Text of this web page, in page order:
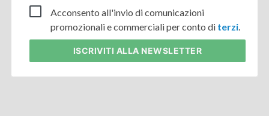
Acconsento all'invio di comunicazioni
promozionali e commerciali per conto di terzi.
ISCRIVITI ALLA NEWSLETTER